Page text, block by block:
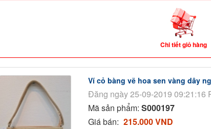
Chi tiết giỏ hàng
Ví cỏ bàng vẽ hoa sen vàng dây
Đăng ngày 25-09-2019 09:21:16
Mã sản phẩm:S000197
Giá bán: 215.000 VND